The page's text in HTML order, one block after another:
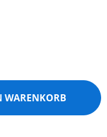
WARENKORB